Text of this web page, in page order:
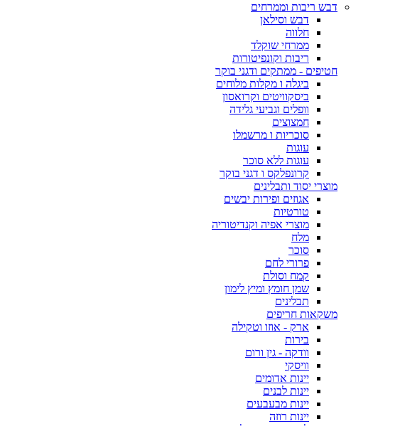
דבש ריבות וממרחים
דבש וסילאן
חלווה
ממרחי שוקלד
ריבות וקונפיטורות
חטיפים - ממתקים ודגני בוקר
ביגלה ו מקלות מלוחים
ביסקוויטים וקרואסון
וופלים וגביעי גלידה
חמצוצים
סוכריות ו מרשמלו
עוגות
עוגות ללא סוכר
קרונפלקס ו דגני בוקר
מוצרי יסוד ותבלינים
אגוזים ופירות יבשים
טורטיות
מוצרי אפיה וקנדיטוריה
מלח
סוכר
פרורי לחם
קמח וסולת
שמן חומץ ומיץ לימון
תבלינים
משקאות חריפים
ארק - אוזו וטקילה
בירות
וודקה - גין ורום
וויסקי
יינות אדומים
יינות לבנים
יינות מבעבעים
יינות רוזה